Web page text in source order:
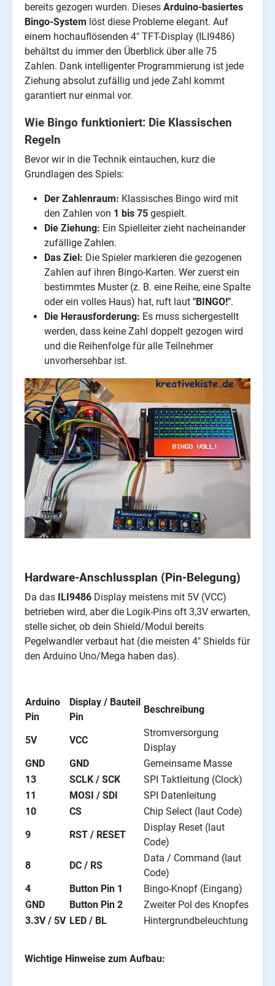
bereits gezogen wurden. Dieses Arduino-basiertes
Bingo-System löst diese Probleme elegant. Auf
einem hochauflösenden 4" TFT-Display (ILI9486)
behältst du immer den Überblick über alle 75
Zahlen. Dank intelligenter Programmierung ist jede
Ziehung absolut zufällig und jede Zahl kommt
garantiert nur einmal vor.
Wie Bingo funktioniert: Die Klassischen
Regeln
Bevor wir in die Technik eintauchen, kurz die
Grundlagen des Spiels:
Der Zahlenraum: Klassisches Bingo wird mit
den Zahlen von 1 bis 75 gespielt.
Die Ziehung: Ein Spielleiter zieht nacheinander
zufällige Zahlen.
Das Ziel: Die Spieler markieren die gezogenen
Zahlen auf ihren Bingo-Karten. Wer zuerst ein
bestimmtes Muster (z. B. eine Reihe, eine Spalte
oder ein volles Haus) hat, ruft laut "BINGO!".
Die Herausforderung: Es muss sichergestellt
werden, dass keine Zahl doppelt gezogen wird
und die Reihenfolge für alle Teilnehmer
unvorhersehbar ist.
Hardware-Anschlussplan (Pin-Belegung)
Da das ILI9486 Display meistens mit 5V (VCC)
betrieben wird, aber die Logik-Pins oft 3,3V erwarten,
stelle sicher, ob dein Shield/Modul bereits
Pegelwandler verbaut hat (die meisten 4" Shields für
den Arduino Uno/Mega haben das).
Arduino
Pin
Display / Bauteil
Pin
Beschreibung
5V VCC
Stromversorgung
Display
GND
GND
Gemeinsame Masse
13
SCLK / SCK
SPI Taktleitung (Clock)
11
MOSI / SDI
SPI Datenleitung
10
CS
Chip Select (laut Code)
9
RST / RESET
Display Reset (laut
Code)
8
DC / RS
Data / Command (laut
Code)
4
Button Pin 1
Bingo-Knopf (Eingang)
GND
Button Pin 2
Zweiter Pol des Knopfes
3.3V / 5V LED / BL Hintergrundbeleuchtung
Wichtige Hinweise zum Aufbau: